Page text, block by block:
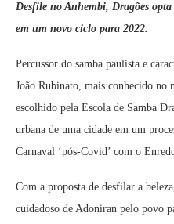
Desfile no Anhembi, Dragões
em um novo ciclo para 2022.
Percussor do samba paulista e
João Rubinato, mais conhecido
escolhido pela Escola de Samba
urbana de uma cidade em um
Carnaval ‘pós-Covid’ com o
Com a proposta de desfilar a
cuidadoso de Adoniran pelo povo